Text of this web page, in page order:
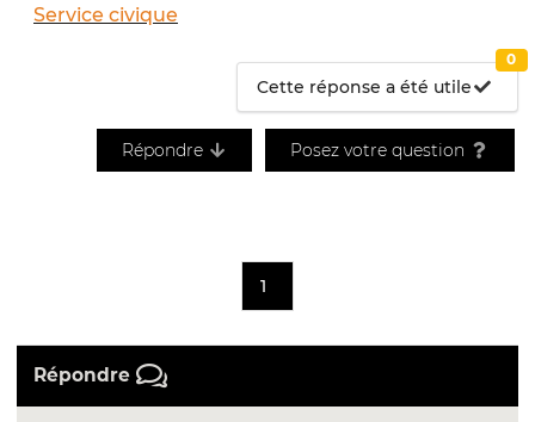
Service civique
Cette réponse a été utile
0
Répondre Posez votre question
1
Répondre